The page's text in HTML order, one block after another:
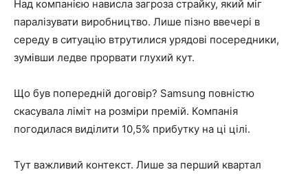
Над компанією нависла загроза страйку, який міг
паралізувати виробництво. Лише пізно ввечері в
середу в ситуацію втрутилися урядові посередники,
зумівши ледве прорвати глухий кут.
Що був попередній договір? Samsung повністю
скасувала ліміт на розміри премій. Компанія
погодилася виділити 10,5% прибутку на ці цілі.
Тут важливий контекст. Лише за перший квартал